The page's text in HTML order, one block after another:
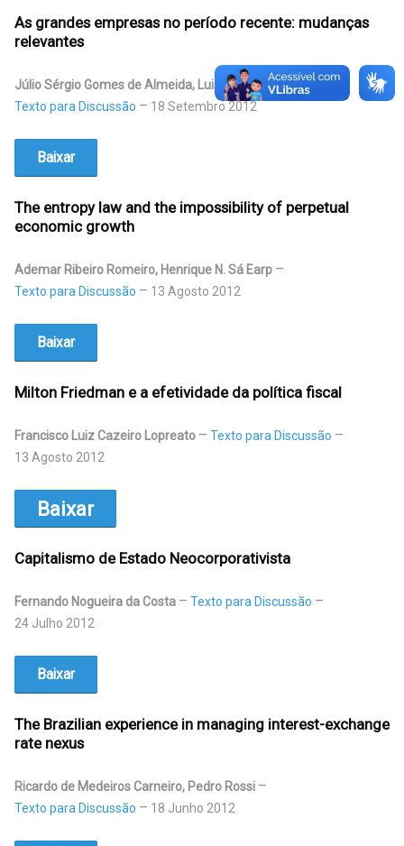
As grandes empresas no período recente: mudanças
relevantes
Júlio Sérgio Gomes de Almeida, Luis Fernando Novais
Texto para Discussão
18 Setembro 2012
Baixar
The entropy law and the impossibility of perpetual
economic growth
Ademar Ribeiro Romeiro, Henrique N. Sá Earp
Texto para Discussão
13 Agosto 2012
Baixar
Milton Friedman e a efetividade da política fiscal
Francisco Luiz Cazeiro Lopreato
Texto para Discussão
13 Agosto 2012
Baixar
Capitalismo de Estado Neocorporativista
Fernando Nogueira da Costa
Texto para Discussão
24 Julho 2012
Baixar
The Brazilian experience in managing interest-exchange
rate nexus
Ricardo de Medeiros Carneiro, Pedro Rossi
Texto para Discussão
18 Junho 2012